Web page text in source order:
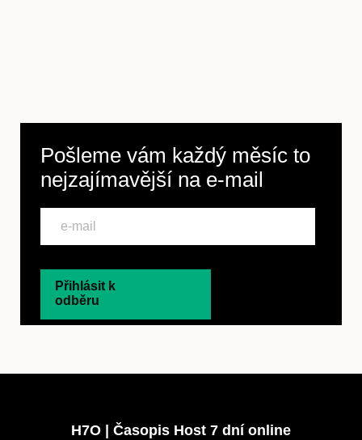
Pošleme vám každý měsíc to
nejzajímavější na e-mail
Přihlásit k
odběru
H7O | Časopis Host 7 dní online